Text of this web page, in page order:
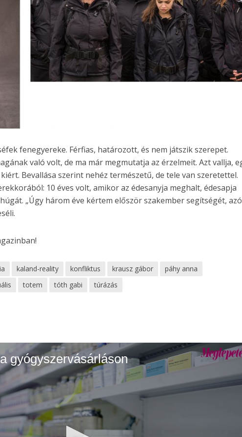
fenegyereke. Férfias, határozott, és nem játszik szerepet.
való volt, de ma már megmutatja az érzelmeit. Azt vallja,
Bevallása szerint nehéz természetű, de tele van szeretettel.
10 éves volt, amikor az édesanyja meghalt, édesapja
„Úgy három éve kértem először szakember segítségét,
kaland-reality konfliktus krausz gábor
páhy anna
totem tóth gabi túrázás
gyógyszervásárláson